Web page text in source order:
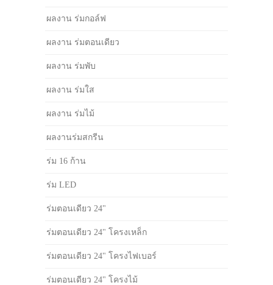
ผลงาน ร่มกอล์ฟ
ผลงาน ร่มตอนเดียว
ผลงาน ร่มพับ
ผลงาน ร่มใส
ผลงาน ร่มไม้
ผลงานร่มสกรีน
ร่ม 16 ก้าน
ร่ม LED
ร่มตอนเดียว 24"
ร่มตอนเดียว 24" โครงเหล็ก
ร่มตอนเดียว 24" โครงไฟเบอร์
ร่มตอนเดียว 24" โครงไม้